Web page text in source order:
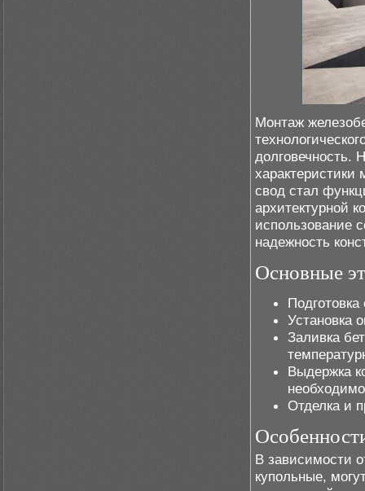
Монтаж
долговечность.
свод стал
архитектурной
использование
надежность
Основные
Установка
Заливка
Выдержка
Отделка и
В зависимости
купольные,